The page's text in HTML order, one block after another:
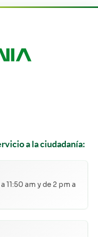
a la ciudadanía:
11:50 am y de 2 pm a